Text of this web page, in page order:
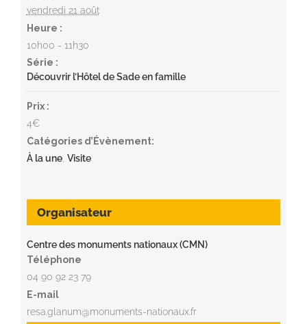
vendredi 21 août
Heure :
10h00 - 11h30
Série :
Découvrir l’Hôtel de Sade en famille
Prix :
4€
Catégories d’Évènement:
À la une, Visite
Organisateur
Centre des monuments nationaux (CMN)
Téléphone
04 90 92 23 79
E-mail
resa.glanum@monuments-nationaux.fr